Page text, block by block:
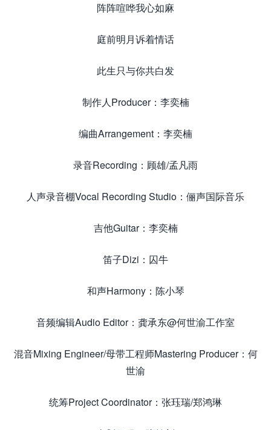
阵阵喧哗我心如麻
庭前明月诉着情话
此生只与你共白发
制作人Producer：李奕楠
编曲Arrangement：李奕楠
录音Recording：顾雄/孟凡雨
人声录音棚Vocal Recording Studio：俪声国际音乐
吉他Guitar：李奕楠
笛子Dizi：囚牛
和声Harmony：陈小琴
音频编辑Audio Editor：龚承东@何世渝工作室
混音Mixing Engineer/母带工程师Mastering Producer：何
世渝
统筹Project Coordinator：张珏瑞/郑鸿琳